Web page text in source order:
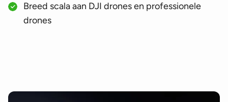
Breed scala aan DJI drones en professionele
drones